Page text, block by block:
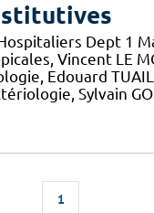
Dept 1
Vincent LE
Edouard
Sylvain
1